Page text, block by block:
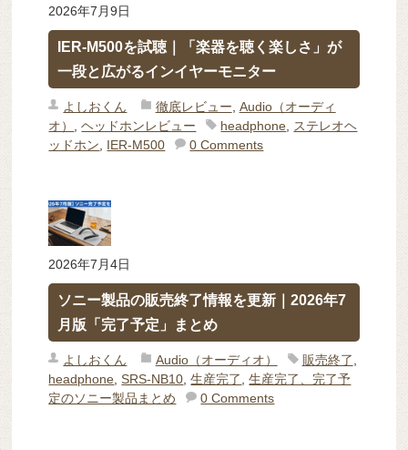
2026年7月9日
IER-M500を試聴｜「楽器を聴く楽しさ」が
一段と広がるインイヤーモニター
よしおくん 徹底レビュー, Audio（オーディ
オ） ,ヘッドホンレビュー headphone, ステレオヘ
ッドホン, IER-M500 0 Comments
2026年7月4日
ソニー製品の販売終了情報を更新｜2026年7
月版「完了予定」まとめ
よしおくん Audio（オーディオ） 販売終了,
headphone,SRS-NB10,生産完了,生産完了、完了予
定のソニー製品まとめ
0 Comments